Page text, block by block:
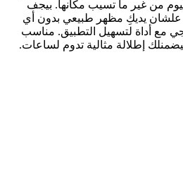
من غير ما تسيب مكانها. بيجف
يديكِ مظهر طبيعي بدون أي
مع أداة لتسهيل التطبيق. مناسب
إطلالة مثالية تدوم لساعات.